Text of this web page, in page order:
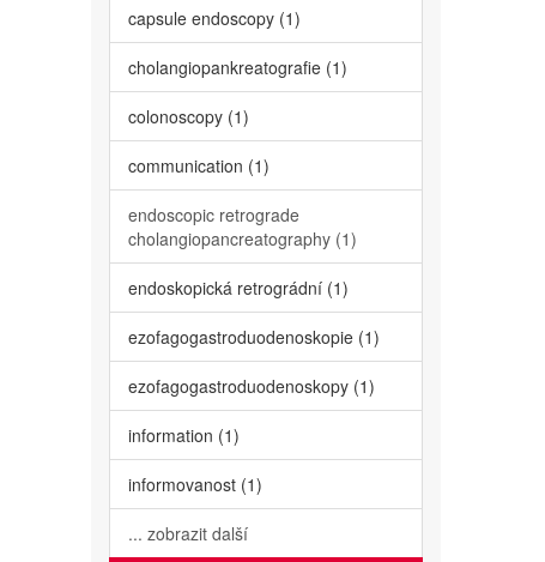
capsule endoscopy (1)
cholangiopankreatografie (1)
colonoscopy (1)
communication (1)
endoscopic retrograde
cholangiopancreatography (1)
endoskopická retrográdní (1)
ezofagogastroduodenoskopie (1)
ezofagogastroduodenoskopy (1)
information (1)
informovanost (1)
... zobrazit další